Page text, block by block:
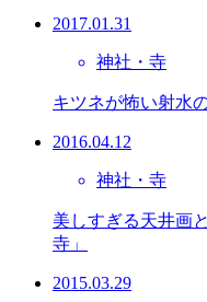
2017.01.31
神社・寺
キツネが怖い射水
2016.04.12
神社・寺
美しすぎる天井画
寺」
2015.03.29